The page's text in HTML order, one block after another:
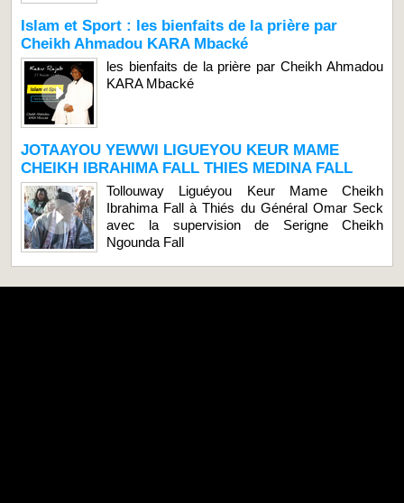
Islam et Sport : les bienfaits de la prière par
Cheikh Ahmadou KARA Mbacké
les bienfaits de la prière par Cheikh Ahmadou
KARA Mbacké
JOTAAYOU YEWWI LIGUEYOU KEUR MAME
CHEIKH IBRAHIMA FALL THIES MEDINA FALL
Tollouway Liguéyou Keur Mame Cheikh
Ibrahima Fall à Thiés du Général Omar Seck
avec la supervision de Serigne Cheikh
Ngounda Fall